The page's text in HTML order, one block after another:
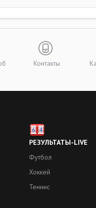
Контакты
РЕЗУЛЬТАТЫ-LIVE
Футбол
Хоккей
Теннис